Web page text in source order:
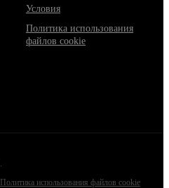
Условия
Политика использования
файлов cookie
Политика использования файлов cookie